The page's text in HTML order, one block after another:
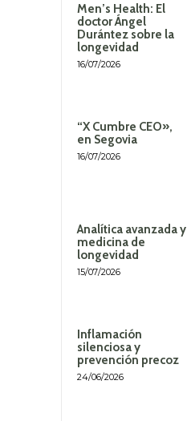
Men’s Health: El
doctor Ángel
Durántez sobre la
longevidad
16/07/2026
“X Cumbre CEO»,
en Segovia
16/07/2026
Analítica avanzada y
medicina de
longevidad
15/07/2026
Inflamación
silenciosa y
prevención precoz
24/06/2026